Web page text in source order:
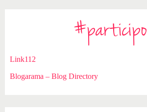
#participo
Link112
Blogarama – Blog Directory